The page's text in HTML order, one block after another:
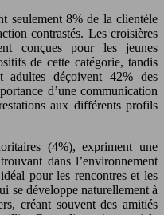
seulement 8% de la clientèle
contrastés. Les croisières
conçues pour les jeunes
de cette catégorie, tandis
adultes déçoivent 42% des
d’une communication
aux différents profils
(4%), expriment une
dans l’environnement
pour les rencontres et les
se développe naturellement à
créant souvent des amitiés